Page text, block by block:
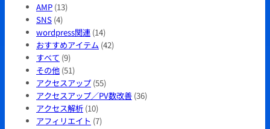
AMP (13)
SNS (4)
wordpress関連 (14)
おすすめアイテム (42)
すべて (9)
その他 (51)
アクセスアップ (55)
アクセスアップ／PV数改善 (36)
アクセス解析 (10)
アフィリエイト (7)